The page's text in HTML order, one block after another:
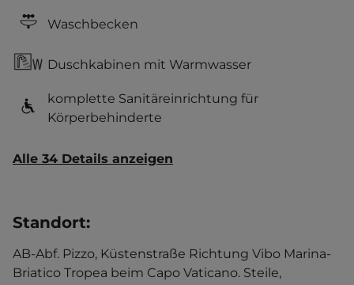
Waschbecken
Duschkabinen mit Warmwasser
komplette Sanitäreinrichtung für
Körperbehinderte
Alle 34 Details anzeigen
Standort:
AB-Abf. Pizzo, Küstenstraße Richtung Vibo Marina-
Briatico Tropea beim Capo Vaticano. Steile,